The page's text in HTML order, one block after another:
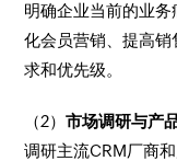
明确企业当前的业
化会员营销、提高
求和优先级。
（2）市场调研与产
调研主流CRM厂商